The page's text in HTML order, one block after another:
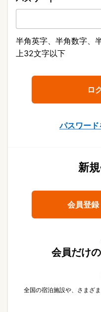
半角英字、半角数字、
上32文字以下
パスワード
新
会員登
会員だけの
全国の宿泊施設や、さまざ